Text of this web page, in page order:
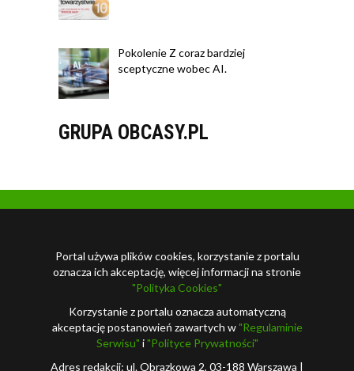
Pokolenie Z coraz bardziej
sceptyczne wobec AI.
GRUPA OBCASY.PL
Portal używa plików cookies, korzystanie z portalu
oznacza ich akceptację, więcej informacji na stronie
"Polityka Cookies"
Korzystanie z portalu oznacza automatyczną
akceptację postanowień zawartych w"Regulaminie
Serwisu" i"Polityce Prywatności"
Adres redakcji: ul. Obrazkowa 2, 03-188 Warszawa |